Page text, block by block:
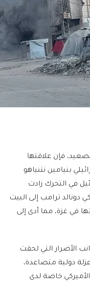
فإن علاقتها
بنيامين نتنياهو
في التحرك زادت
ترامب إلى البيت
في غزة، مما أدى إلى
الأضرار التي لحقت
دولية متصاعدة،
خاصة لدى